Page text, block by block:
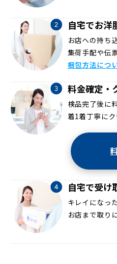
自宅でお洋
お店への持ち
集荷手配や伝
梱包方法につ
料金確定・
検品完了後に
着1着丁寧にク
自宅で受け
キレイになっ
お店まで取り